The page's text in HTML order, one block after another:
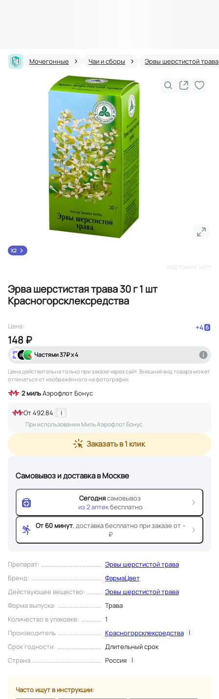
Мочегонные Чаи и сборы Эрвы шерстистой трава
Эрва шерстистая трава 30 г 1 шт
Красногорсклексредства
X2
Препарат:
Эрвы шерстистой трава
Бренд:
ФармаЦвет
Действующее вещество:
Эрвы шерстистой трава
Форма выпуска:
Трава
Количество в упаковке:
1
Производитель
Красногорсклексредства i
Срок годности:
Длительный срок
Страна
Россия i
Часто ищут в инструкции:
Цена: +4
148 ₽
Частями37₽ х 4
Цена действительна только при заказе через сайт. Внешний вид товара может
отличаться от изображённого на фотографии.
2мильАэрофлот Бонус
От492.84
i
При использовании Миль Аэрофлот Бонус
Заказать в 1 клик
Самовывоз и доставкав Москве
Сегоднясамовывоз
из 2аптекбесплатно
От 60 минут, доставкабесплатно при заказе от --
₽